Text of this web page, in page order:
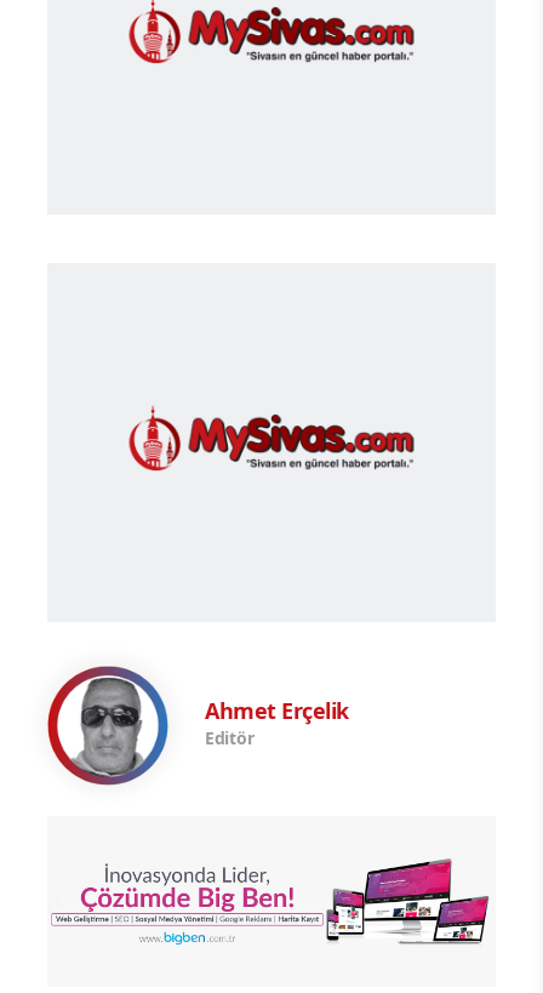
Ahmet Erçelik
Editör